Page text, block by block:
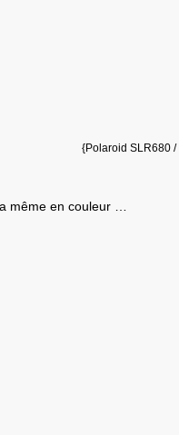
{Polaroid SLR680
même en couleur …